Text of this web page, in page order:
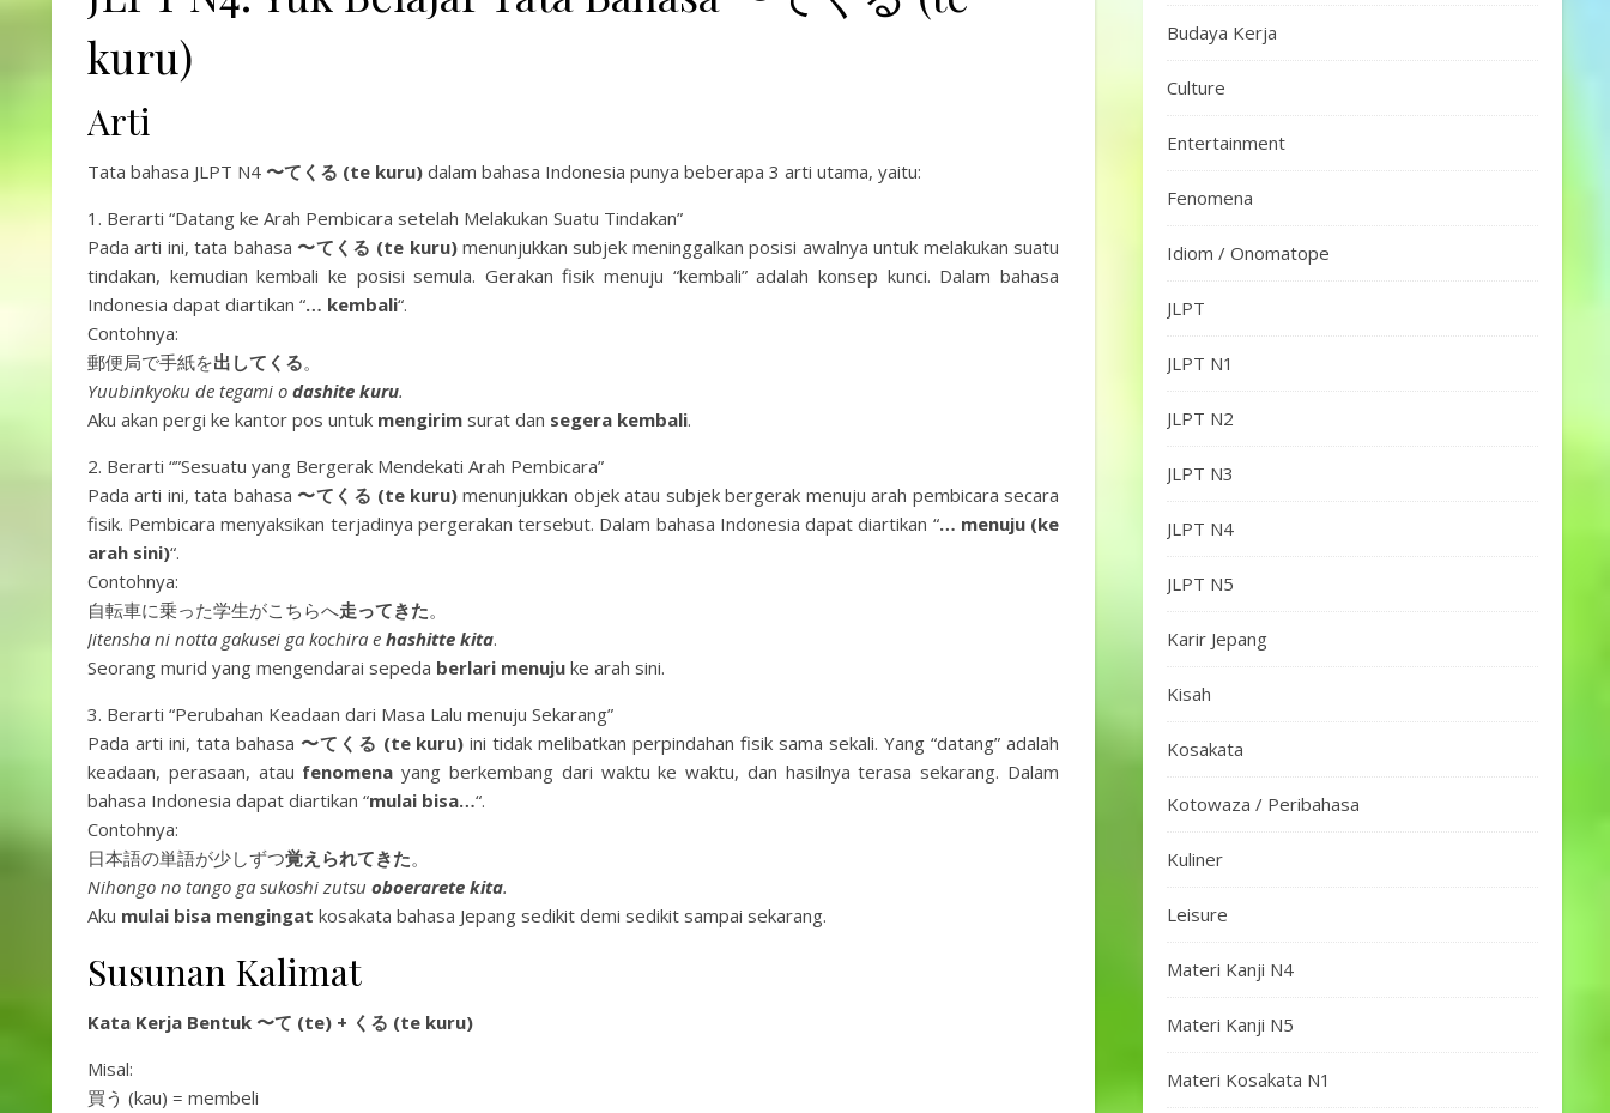
kuru)
Arti
Tata bahasa JLPT N4 〜てくる (te kuru) dalam bahasa Indonesia punya beberapa 3 arti utama, yaitu:
1. Berarti “Datang ke Arah Pembicara setelah Melakukan Suatu Tindakan”
Pada arti ini, tata bahasa 〜てくる (te kuru)menunjukkan subjek meninggalkan posisi awalnya untuk melakukan suatu
tindakan, kemudian kembali ke posisi semula. Gerakan fisik menuju “kembali” adalah konsep kunci. Dalam bahasa
Indonesia dapat diartikan “… kembali“.
Contohnya:
郵便局で手紙を出してくる。
Yuubinkyoku de tegami o dashite kuru.
Aku akan pergi ke kantor pos untuk mengirim surat dan segera kembali.
2. Berarti “”Sesuatu yang Bergerak Mendekati Arah Pembicara”
Pada arti ini, tata bahasa 〜てくる (te kuru)menunjukkan objek atau subjek bergerak menuju arah pembicara secara
fisik. Pembicara menyaksikan terjadinya pergerakan tersebut. Dalam bahasa Indonesia dapat diartikan “… menuju (ke
arah sini)“.
Contohnya:
自転車に乗った学生がこちらへ走ってきた。
Jitensha ni notta gakusei ga kochira e hashitte kita.
Seorang murid yang mengendarai sepeda berlari menuju ke arah sini.
3. Berarti “Perubahan Keadaan dari Masa Lalu menuju Sekarang”
Pada arti ini, tata bahasa 〜てくる (te kuru) ini tidak melibatkan perpindahan fisik sama sekali. Yang “datang” adalah
keadaan, perasaan, atau fenomena yang berkembang dari waktu ke waktu, dan hasilnya terasa sekarang. Dalam
bahasa Indonesia dapat diartikan “mulai bisa…“.
Contohnya:
日本語の単語が少しずつ覚えられてきた。
Nihongo no tango ga sukoshi zutsu oboerarete kita.
Aku mulai bisa mengingat kosakata bahasa Jepang sedikit demi sedikit sampai sekarang.
Susunan Kalimat
Kata Kerja Bentuk 〜て (te) + くる (te kuru)
Misal:
買う (kau) = membeli
Budaya Kerja
Culture
Entertainment
Fenomena
Idiom / Onomatope
JLPT
JLPT N1
JLPT N2
JLPT N3
JLPT N4
JLPT N5
Karir Jepang
Kisah
Kosakata
Kotowaza / Peribahasa
Kuliner
Leisure
Materi Kanji N4
Materi Kanji N5
Materi Kosakata N1